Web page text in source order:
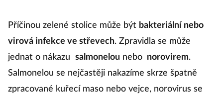
Příčinou zelené stolice může být bakteriální nebo
virová infekce ve střevech. Zpravidla se může
jednat o nákazu
salmonelou nebo norovirem.
Salmonelou se nejčastěji nakazíme skrze špatně
zpracované kuřecí maso nebo vejce, norovirus se